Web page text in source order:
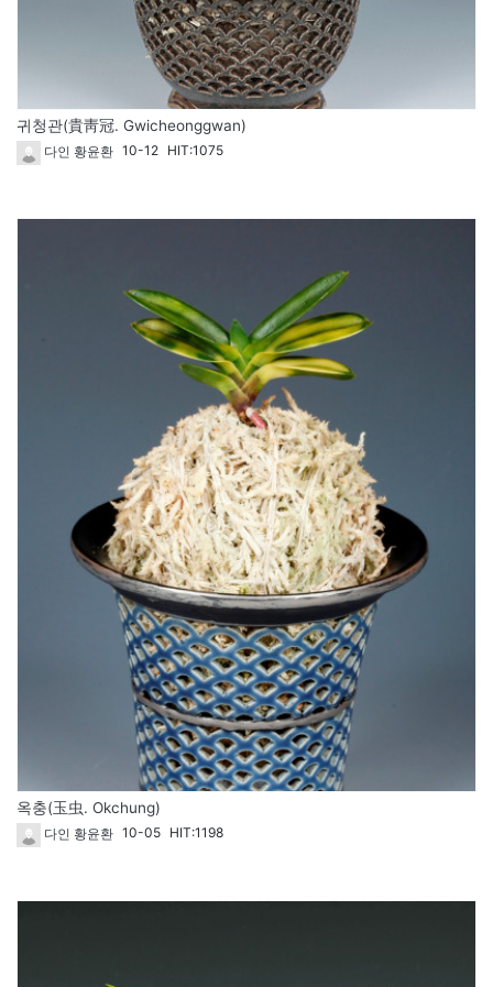
귀청관(貴靑冠. Gwicheonggwan)
다인 황윤환 10-12 HIT:1075
옥충(玉虫. Okchung)
다인 황윤환 10-05 HIT:1198